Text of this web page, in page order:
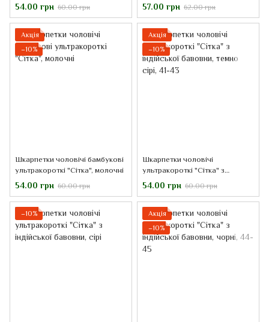
54.00 грн 60.00 грн 57.00 грн 62.00 грн
Акція
−10%
Шкарпетки чоловічі бамбукові
ультракороткі "Сітка", молочні
54.00 грн 60.00 грн
Акція
−10%
Шкарпетки чоловічі
ультракороткі "Сітка" з
індійської бавовни, темно сірі,
54.00 грн 60.00 грн
−10%
Акція
−10%